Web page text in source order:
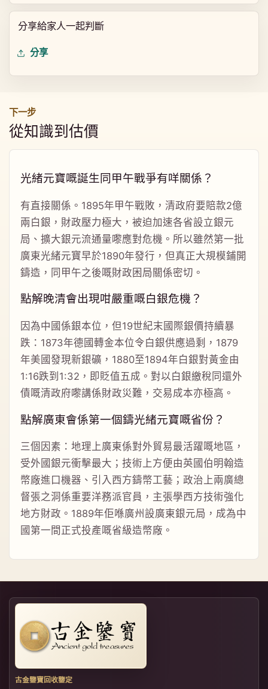
分享給家人一起判斷
分享
下一步
從知識到估價
光緒元寶嘅誕生同甲午戰爭有咩關係？
有直接關係。1895年甲午戰敗，清政府要賠款2億
兩白銀，財政壓力極大，被迫加速各省設立銀元
局、擴大銀元流通量嚟應對危機。所以雖然第一批
廣東光緒元寶早於1890年發行，但真正大規模鋪開
鑄造，同甲午之後嘅財政困局關係密切。
點解晚清會出現咁嚴重嘅白銀危機？
因為中國係銀本位，但19世紀末國際銀價持續暴
跌：1873年德國轉金本位令白銀供應過剩，1879
年美國發現新銀礦，1880至1894年白銀對黃金由
1:16跌到1:32，即貶值五成。對以白銀繳稅同還外
債嘅清政府嚟講係財政災難，交易成本亦極高。
點解廣東會係第一個鑄光緒元寶嘅省份？
三個因素：地理上廣東係對外貿易最活躍嘅地區，
受外國銀元衝擊最大；技術上方便由英國伯明翰造
幣廠進口機器、引入西方鑄幣工藝；政治上兩廣總
督張之洞係重要洋務派官員，主張學西方技術強化
地方財政。1889年佢喺廣州設廣東銀元局，成為中
國第一間正式投產嘅省級造幣廠。
古金鑒寶回收鑒定